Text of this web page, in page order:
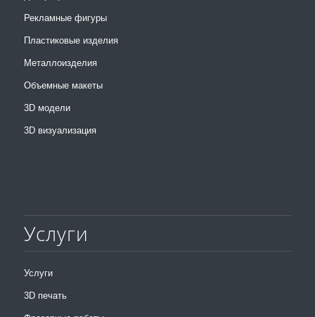
Рекламные фигуры
Пластиковые изделия
Металлоизделия
Объемные макеты
3D модели
3D визуализация
Услуги
Услуги
3D печать